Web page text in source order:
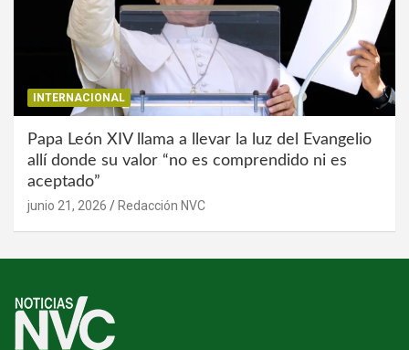
INTERNACIONAL
Papa León XIV llama a llevar la luz del Evangelio
allí donde su valor “no es comprendido ni es
aceptado”
junio 21, 2026 Redacción NVC